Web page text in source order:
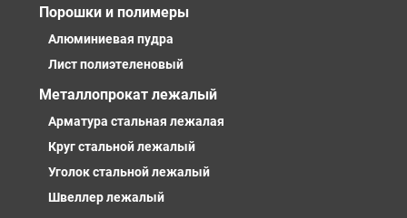
Порошки и полимеры
Алюминиевая пудра
Лист полиэтеленовый
Металлопрокат лежалый
Арматура стальная лежалая
Круг стальной лежалый
Уголок стальной лежалый
Швеллер лежалый